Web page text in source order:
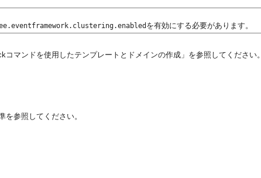
を有効にする必要があります。
マンドを使用したテンプレートとドメインの作成」を参照してください。
参照してください。